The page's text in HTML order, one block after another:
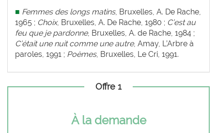
■ Femmes des longs matins, Bruxelles, A. De Rache,
1965 ; Choix, Bruxelles, A. De Rache, 1980 ; C’est au
feu que je pardonne, Bruxelles, A. de Rache, 1984 ;
C’était une nuit comme une autre, Amay, L’Arbre à
paroles, 1991 ; Poèmes, Bruxelles, Le Cri, 1991.
Offre 1
À la demande